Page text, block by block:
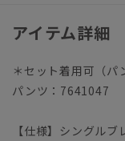
アイテム詳細
＊セット着用可（パ
パンツ：7641047
【仕様】シングル